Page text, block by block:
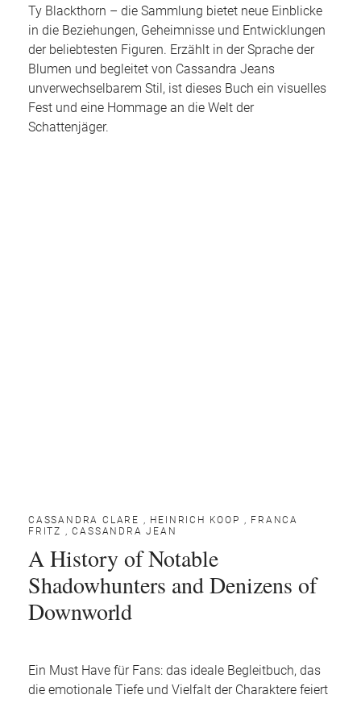
Ty Blackthorn – die Sammlung bietet neue Einblicke
in die Beziehungen, Geheimnisse und Entwicklungen
der beliebtesten Figuren. Erzählt in der Sprache der
Blumen und begleitet von Cassandra Jeans
unverwechselbarem Stil, ist dieses Buch ein visuelles
Fest und eine Hommage an die Welt der
Schattenjäger.
CASSANDRA CLARE , HEINRICH KOOP , FRANCA
FRITZ ,CASSANDRA JEAN
A History of Notable
Shadowhunters and Denizens of
Downworld
Ein Must Have für Fans: das ideale Begleitbuch, das
die emotionale Tiefe und Vielfalt der Charaktere feiert